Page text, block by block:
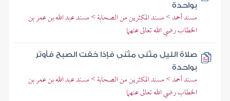
بواحدة
مسند أحمد > مسند المكثرين من الصحابة > مسند عبد الله بن عمر بن
الخطاب رضي الله تعالى عنهما
صلاة الليل مثنى مثنى فإذا خفت الصبح فأوتر
بواحدة
مسند أحمد > مسند المكثرين من الصحابة > مسند عبد الله بن عمر بن
الخطاب رضي الله تعالى عنهما